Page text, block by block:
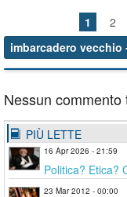
1 2
imbarcadero vecchio
Nessun commento
PIÙ LETTE
16 Apr 2026 - 21:59
Politica? Etica?
23 Mar 2012 - 00:00